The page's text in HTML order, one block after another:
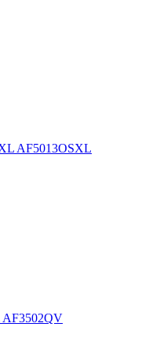
AF5013OSXL
AF3502QV